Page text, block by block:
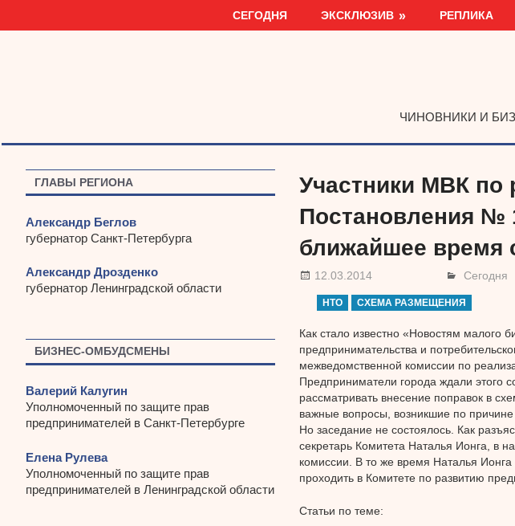
СЕГОДНЯ ЭКСКЛЮЗИВ РЕПЛИКА
ЧИНОВНИКИ И
Участники МВК по
Постановления №
ближайшее время
12.03.2014 Сегодня
НТО СХЕМА РАЗМЕЩЕНИЯ
Как стало известно «Новостям малого
предпринимательства и
межведомственной комиссии по
Предприниматели города ждали этого
рассматривать внесение поправок в
важные вопросы, возникшие по причине
Но заседание не состоялось. Как
секретарь Комитета Наталья Ионга, в
комиссии. В то же время Наталья
проходить в Комитете по развитию
Статьи по теме:
ГЛАВЫ РЕГИОНА
Александр Беглов
губернатор Санкт-Петербурга
Александр Дрозденко
губернатор Ленинградской области
БИЗНЕС-ОМБУДСМЕНЫ
Валерий Калугин
Уполномоченный по защите прав
предпринимателей в Санкт-Петербурге
Елена Рулева
Уполномоченный по защите прав
предпринимателей в Ленинградской области